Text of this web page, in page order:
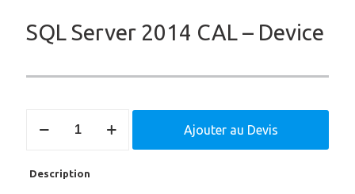
SQL Server 2014 CAL – Device
2014
Ajouter au Devis
Description